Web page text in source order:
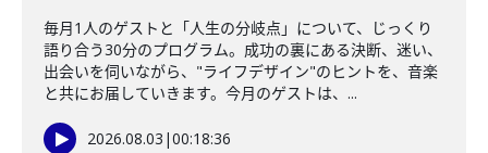
毎月1人のゲストと「人生の分岐点」について、じっくり
語り合う30分のプログラム。成功の裏にある決断、迷い、
出会いを伺いながら、"ライフデザイン"のヒントを、音楽
と共にお届していきます。今月のゲストは、...
2026.08.03 |00:18:36